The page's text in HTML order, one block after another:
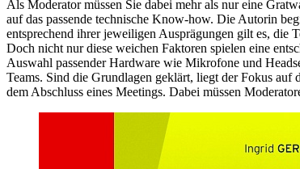
Als Moderator müssen Sie dabei mehr als nur eine
auf das passende technische Know-how. Die Autorin
entsprechend ihrer jeweiligen Ausprägungen gilt es, die
Doch nicht nur diese weichen Faktoren spielen eine
Auswahl passender Hardware wie Mikrofone und
Teams. Sind die Grundlagen geklärt, liegt der Fokus
dem Abschluss eines Meetings. Dabei müssen